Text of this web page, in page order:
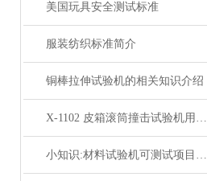
美国玩具安全测试标准
服装纺织标准简介
铜棒拉伸试验机的相关知识介绍
X-1102 皮箱滚筒撞击试验机用途及原理
小知识:材料试验机可测试项目介绍